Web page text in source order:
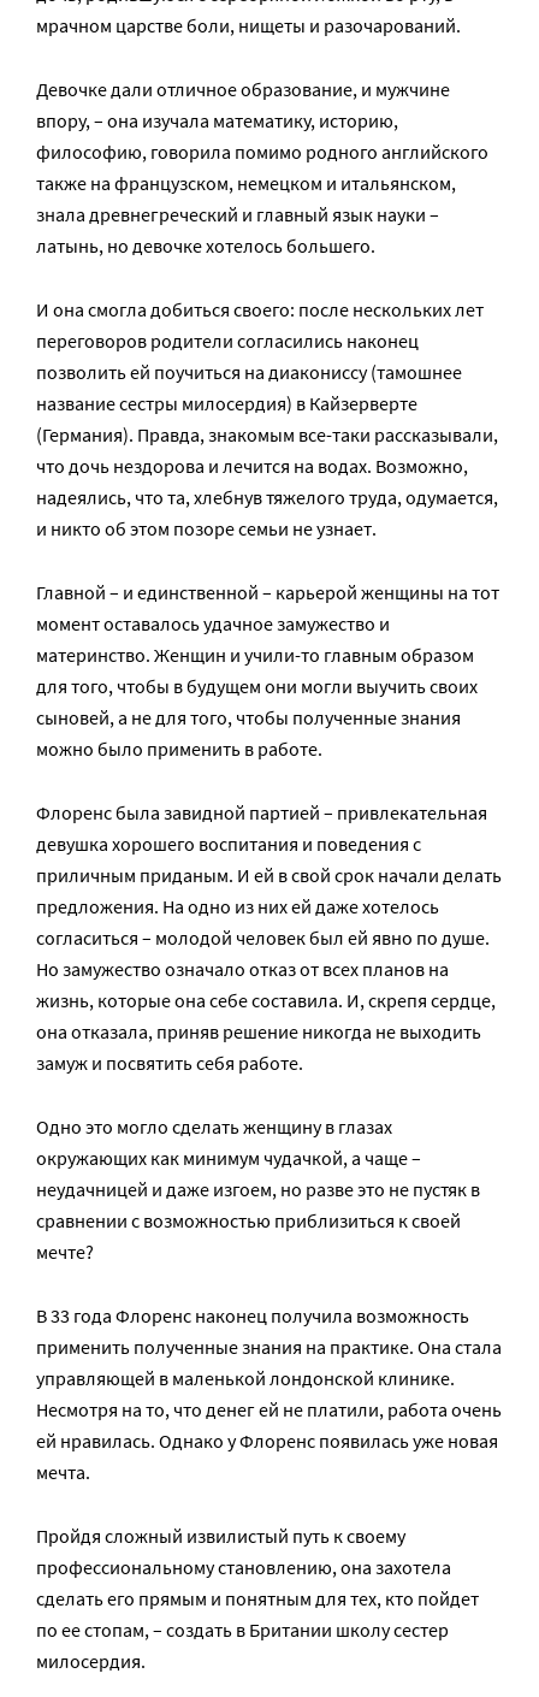
мрачном царстве боли, нищеты и разочарований.
Девочке дали отличное образование, и мужчине
впору, – она изучала математику, историю,
философию, говорила помимо родного английского
также на французском, немецком и итальянском,
знала древнегреческий и главный язык науки –
латынь, но девочке хотелось большего.
И она смогла добиться своего: после нескольких лет
переговоров родители согласились наконец
позволить ей поучиться на диакониссу (тамошнее
название сестры милосердия) в Кайзерверте
(Германия). Правда, знакомым все-таки рассказывали,
что дочь нездорова и лечится на водах. Возможно,
надеялись, что та, хлебнув тяжелого труда, одумается,
и никто об этом позоре семьи не узнает.
Главной – и единственной – карьерой женщины на тот
момент оставалось удачное замужество и
материнство. Женщин и учили-то главным образом
для того, чтобы в будущем они могли выучить своих
сыновей, а не для того, чтобы полученные знания
можно было применить в работе.
Флоренс была завидной партией – привлекательная
девушка хорошего воспитания и поведения с
приличным приданым. И ей в свой срок начали делать
предложения. На одно из них ей даже хотелось
согласиться – молодой человек был ей явно по душе.
Но замужество означало отказ от всех планов на
жизнь, которые она себе составила. И, скрепя сердце,
она отказала, приняв решение никогда не выходить
замуж и посвятить себя работе.
Одно это могло сделать женщину в глазах
окружающих как минимум чудачкой, а чаще –
неудачницей и даже изгоем, но разве это не пустяк в
сравнении с возможностью приблизиться к своей
мечте?
В 33 года Флоренс наконец получила возможность
применить полученные знания на практике. Она стала
управляющей в маленькой лондонской клинике.
Несмотря на то, что денег ей не платили, работа очень
ей нравилась. Однако у Флоренс появилась уже новая
мечта.
Пройдя сложный извилистый путь к своему
профессиональному становлению, она захотела
сделать его прямым и понятным для тех, кто пойдет
по ее стопам, – создать в Британии школу сестер
милосердия.